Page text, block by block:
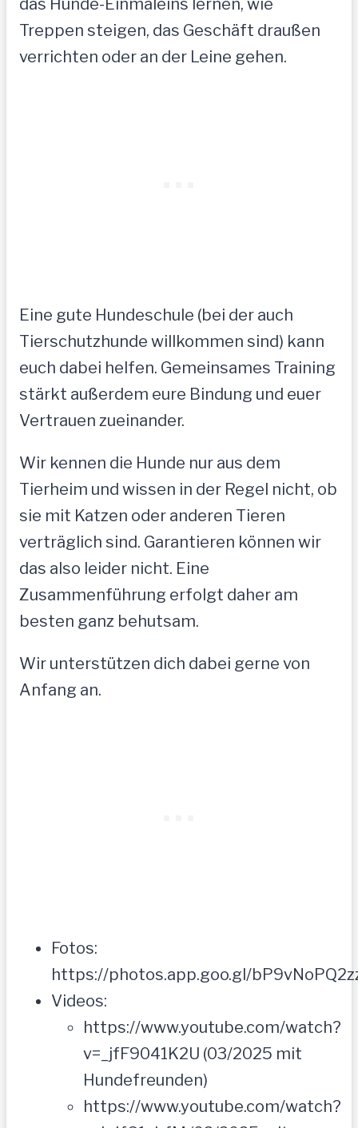
das Hunde-Einmaleins lernen, wie
Treppen steigen, das Geschäft draußen
verrichten oder an der Leine gehen.
Eine gute Hundeschule (bei der auch
Tierschutzhunde willkommen sind) kann
euch dabei helfen. Gemeinsames Training
stärkt außerdem eure Bindung und euer
Vertrauen zueinander.
Wir kennen die Hunde nur aus dem
Tierheim und wissen in der Regel nicht, ob
sie mit Katzen oder anderen Tieren
verträglich sind. Garantieren können wir
das also leider nicht. Eine
Zusammenführung erfolgt daher am
besten ganz behutsam.
Wir unterstützen dich dabei gerne von
Anfang an.
Fotos:
https://photos.app.goo.gl/
Videos:
https://www.youtube.com/watch?
v=_jfF9041K2U (03/2025 mit
Hundefreunden)
https://www.youtube.com/watch?